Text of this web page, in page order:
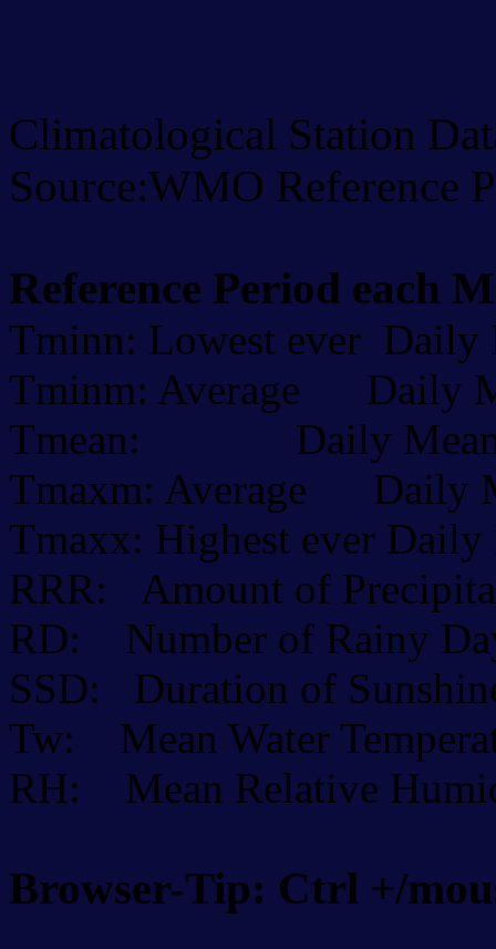
Climatological Station
Source:WMO Reference
Reference Period each
Tminn: Lowest ever Daily
Tminm: Average Daily
Tmean: Daily Mean
Tmaxm: Average Daily
Tmaxx: Highest ever Daily
RRR: Amount of
RD: Number of Rainy
SSD: Duration of
Tw: Mean Water
RH: Mean Relative
Browser-Tip: Ctrl +/